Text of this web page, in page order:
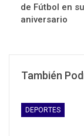
de Fútbol en
aniversario
También
DEPORTES